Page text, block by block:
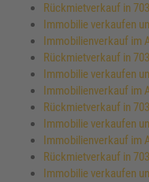
Rückmietverkauf in
Immobilie verkaufen
Immobilienverkauf im
Rückmietverkauf in
Immobilie verkaufen
Immobilienverkauf im
Rückmietverkauf in
Immobilie verkaufen
Immobilienverkauf im
Rückmietverkauf in
Immobilie verkaufen